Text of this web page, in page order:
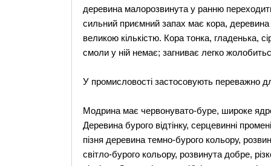
деревина малорозвинута у ранню
сильний приємний запах має кора, деревина
великою кількістю. Кора тонка, гладенька,
смоли у ній немає; загниває легко
У промисловості застосовують переважно
Модрина має червонувато-буре, широке
Деревина бурого відтінку, серцевинні
пізня деревина темно-бурого кольору,
світло-бурого кольору, розвинута добре,